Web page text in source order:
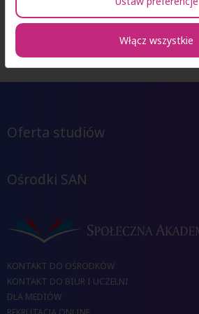
drogą mailową pod adresem
Oferta studiów
Ośrodki SAN
KONTAKT DO OŚRODKÓW
KONTAKT DO BIUR I UCZELNI
DLA MEDIÓW
Włącz wszystkie